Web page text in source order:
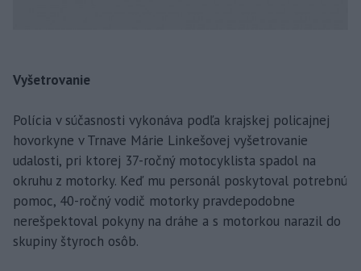
Vyšetrovanie
Polícia v súčasnosti vykonáva podľa krajskej policajnej
hovorkyne v Trnave Márie Linkešovej vyšetrovanie
udalosti, pri ktorej 37-ročný motocyklista spadol na
okruhu z motorky. Keď mu personál poskytoval potrebnú
pomoc, 40-ročný vodič motorky pravdepodobne
nerešpektoval pokyny na dráhe a s motorkou narazil do
skupiny štyroch osôb.